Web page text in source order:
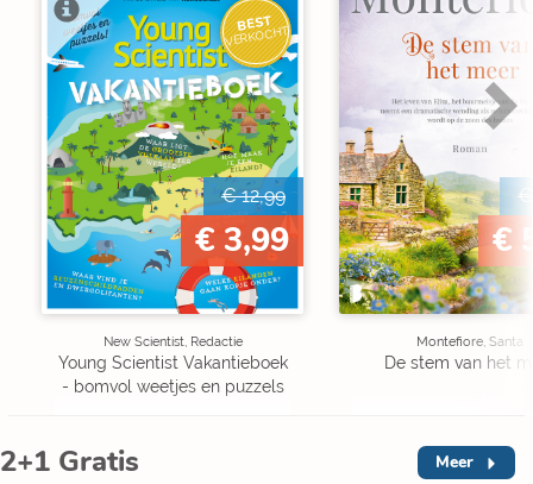
BEST
VERKOCHT
€ 12,99
€ 3,99
New Scientist, Redactie
Young Scientist Vakantieboek
- bomvol weetjes en puzzels
€
€
Montefiore, Santa
De stem van het
2+1 Gratis Meer